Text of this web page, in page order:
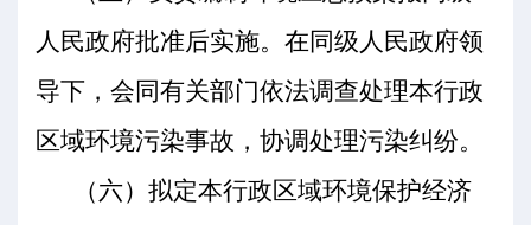
人民政府批准后实施。在同级人民政府领
导下，会同有关部门依法调查处理本行政
区域环境污染事故，协调处理污染纠纷。
（六）拟定本行政区域环境保护经济